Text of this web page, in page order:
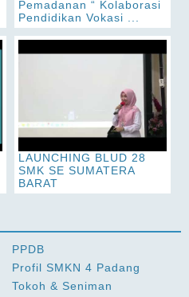
Pemadanan “ Kolaborasi
Pendidikan Vokasi ...
LAUNCHING BLUD 28
SMK SE SUMATERA
BARAT
PPDB
Profil SMKN 4 Padang
Tokoh & Seniman